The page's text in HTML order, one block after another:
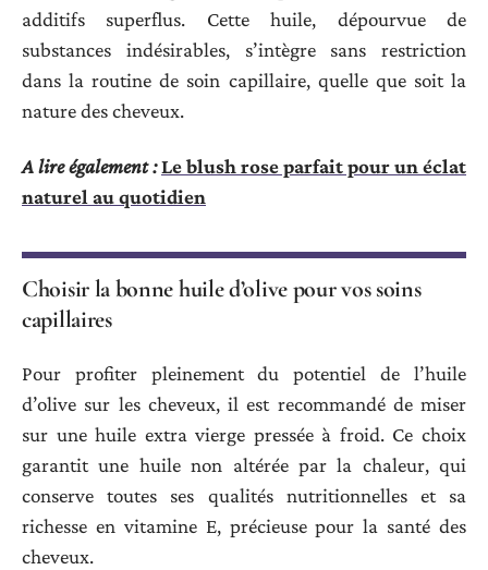
additifs superflus. Cette huile, dépourvue de
substances indésirables, s’intègre sans restriction
dans la routine de soin capillaire, quelle que soit la
nature des cheveux.
A lire également :Le blush rose parfait pour un éclat
naturel au quotidien
Choisir la bonne huile d’olive pour vos soins
capillaires
Pour profiter pleinement du potentiel de l’huile
d’olive sur les cheveux, il est recommandé de miser
sur une huile extra vierge pressée à froid. Ce choix
garantit une huile non altérée par la chaleur, qui
conserve toutes ses qualités nutritionnelles et sa
richesse en vitamine E, précieuse pour la santé des
cheveux.